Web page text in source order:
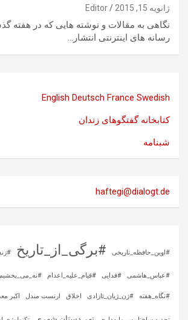
ژانویه 15, 2015 Editor
نگاهی به مقالات و نوشته هایی که در هفته
رسانه های اینترنتی انتشار…
English Deutsch France Swedish
کتابخانه گفتگوهای زندان
شبنامه
haftegi@dialogt.de
#اوین_حافظه_تاریخی #برگی_از_تاریخ
#عباس_هاشمی #فدایی #قیام_علیه_اعدام
#نگاه_هفته #ژن_ژیان_ئازادی اخلاق ارنست مندل اکبر